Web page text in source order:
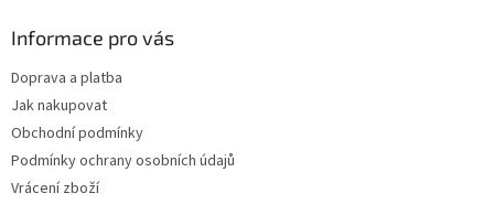
Informace pro vás
Doprava a platba
Jak nakupovat
Obchodní podmínky
Podmínky ochrany osobních údajů
Vrácení zboží